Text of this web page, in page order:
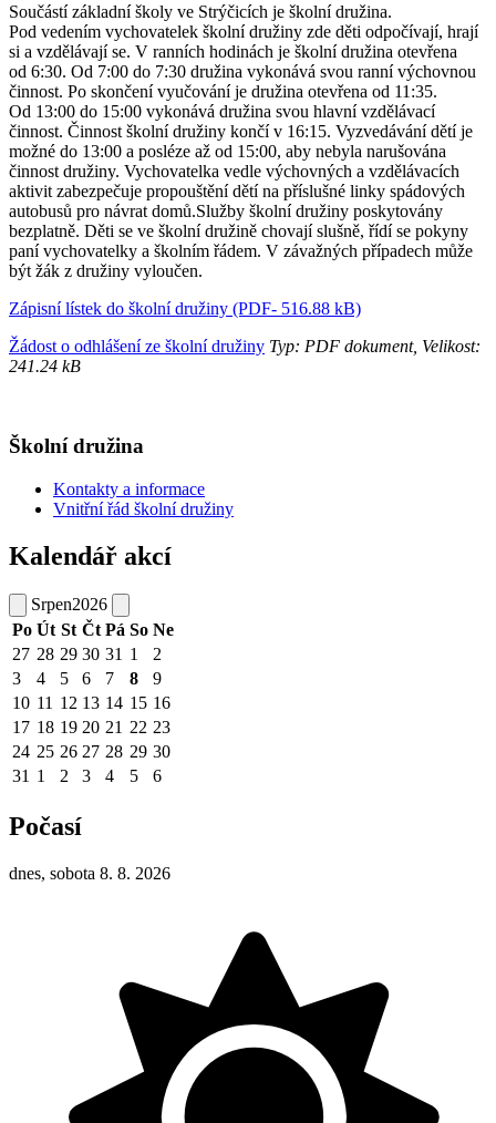
Součástí základní školy ve Strýčicích je školní družina.
Pod vedením vychovatelek školní družiny zde děti odpočívají, hrají
si a vzdělávají se. V ranních hodinách je školní družina otevřena
od 6:30. Od 7:00 do 7:30 družina vykonává svou ranní výchovnou
činnost. Po skončení vyučování je družina otevřena od 11:35.
Od 13:00 do 15:00 vykonává družina svou hlavní vzdělávací
činnost. Činnost školní družiny končí v 16:15. Vyzvedávání dětí je
možné do 13:00 a posléze až od 15:00, aby nebyla narušována
činnost družiny. Vychovatelka vedle výchovných a vzdělávacích
aktivit zabezpečuje propouštění dětí na příslušné linky spádových
autobusů pro návrat domů.Služby školní družiny poskytovány
bezplatně. Děti se ve školní družině chovají slušně, řídí se pokyny
paní vychovatelky a školním řádem. V závažných případech může
být žák z družiny vyloučen.
Zápisní lístek do školní družiny (PDF- 516.88 kB)
Žádost o odhlášení ze školní družiny Typ: PDF dokument, Velikost:
241.24 kB
Školní družina
Kontakty a informace
Vnitřní řád školní družiny
Kalendář akcí
Srpen2026
Po Út St Čt Pá So Ne
27 28 29 30 31 1
2
3
4 5 6 7 8
9
10 11 12 13 14 15 16
17 18 19 20 21 22 23
24 25 26 27 28 29 30
31 1 2 3 4 5 6
Počasí
dnes, sobota 8. 8. 2026